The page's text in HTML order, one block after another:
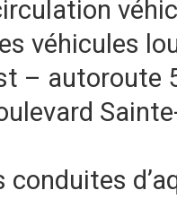
véhicules
– autoroute
conduites